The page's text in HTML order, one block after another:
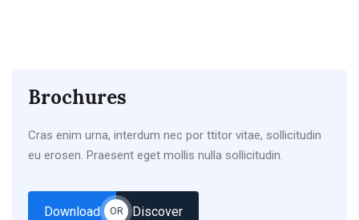
Brochures
Cras enim urna, interdum nec por ttitor vitae, sollicitudin
eu erosen. Praesent eget mollis nulla sollicitudin.
Download OR Discover